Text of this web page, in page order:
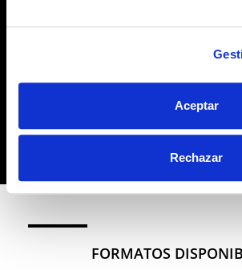
Aceptar
Rechazar
Aplicar con rodillo, pistola a baja
Una vez aplicado, en superficies
FORMATOS